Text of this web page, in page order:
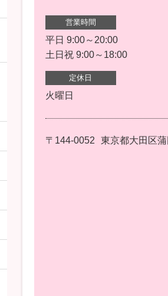
営業時間
平日 9:00～20:00
土日祝 9:00～18:00
定休日
火曜日
〒144-0052 東京都大田区